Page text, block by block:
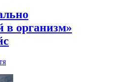
организм»